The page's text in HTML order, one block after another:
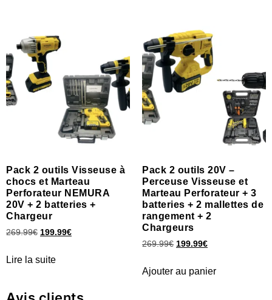
Pack 2 outils Visseuse à
chocs et Marteau
Perforateur NEMURA
20V + 2 batteries +
Chargeur
269.99€ 199.99€
Lire la suite
Pack 2 outils 20V –
Perceuse Visseuse et
Marteau Perforateur + 3
batteries + 2 mallettes de
rangement + 2
Chargeurs
269.99€ 199.99€
Ajouter au panier